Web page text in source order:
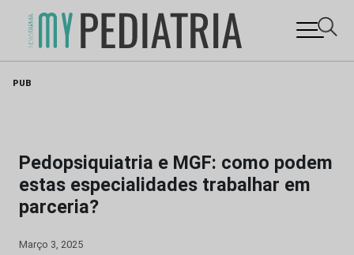
PUB
Pedopsiquiatria e MGF: como podem
estas especialidades trabalhar em
parceria?
Março 3, 2025